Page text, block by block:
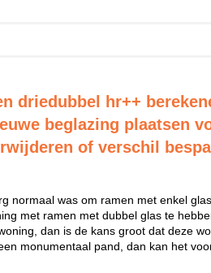
driedubbel hr++
beglazing plaatsen
of verschil
normaal was om ramen met enkel
met ramen met dubbel glas te
dan is de kans groot dat deze
monumentaal pand, dan kan het